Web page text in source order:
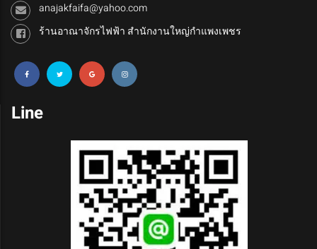
anajakfaifa@yahoo.com
ร้านอาณาจักรไฟฟ้า สำนักงานใหญ่กำแพงเพชร
Line